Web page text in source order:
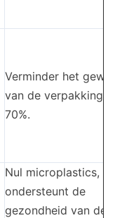
Verminder het
van de verpakking
70%.
Nul microplastics,
ondersteunt de
gezondheid van de